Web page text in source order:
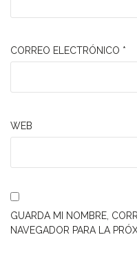
CORREO ELECTRÓNICO *
WEB
GUARDA MI NOMBRE,
NAVEGADOR PARA LA